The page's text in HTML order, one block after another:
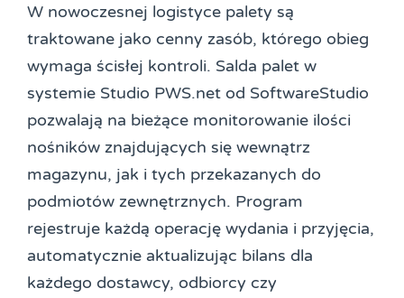
W nowoczesnej logistyce palety są
traktowane jako cenny zasób, którego obieg
wymaga ścisłej kontroli. Salda palet w
systemie Studio PWS.net od SoftwareStudio
pozwalają na bieżące monitorowanie ilości
nośników znajdujących się wewnątrz
magazynu, jak i tych przekazanych do
podmiotów zewnętrznych. Program
rejestruje każdą operację wydania i przyjęcia,
automatycznie aktualizując bilans dla
każdego dostawcy, odbiorcy czy